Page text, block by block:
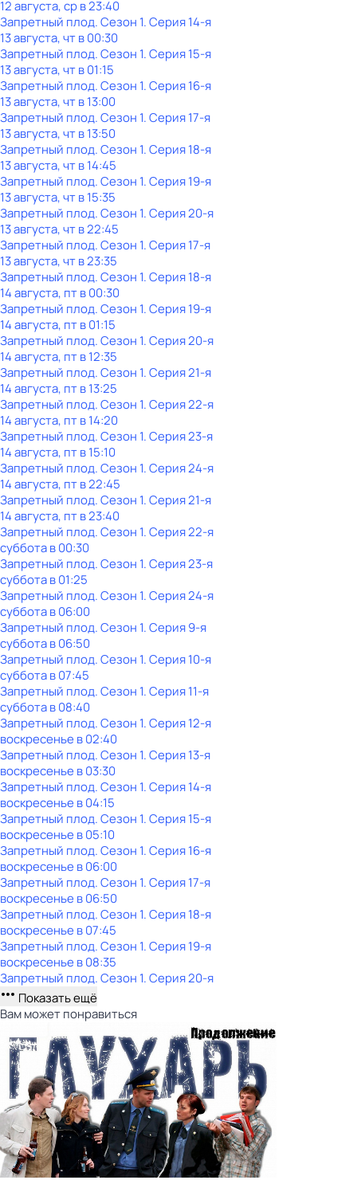
12 августа, ср в 23:40
Запретный плод. Сезон 1. Серия 14-я
13 августа, чт в 00:30
Запретный плод. Сезон 1. Серия 15-я
13 августа, чт в 01:15
Запретный плод. Сезон 1. Серия 16-я
13 августа, чт в 13:00
Запретный плод. Сезон 1. Серия 17-я
13 августа, чт в 13:50
Запретный плод. Сезон 1. Серия 18-я
13 августа, чт в 14:45
Запретный плод. Сезон 1. Серия 19-я
13 августа, чт в 15:35
Запретный плод. Сезон 1. Серия 20-я
13 августа, чт в 22:45
Запретный плод. Сезон 1. Серия 17-я
13 августа, чт в 23:35
Запретный плод. Сезон 1. Серия 18-я
14 августа, пт в 00:30
Запретный плод. Сезон 1. Серия 19-я
14 августа, пт в 01:15
Запретный плод. Сезон 1. Серия 20-я
14 августа, пт в 12:35
Запретный плод. Сезон 1. Серия 21-я
14 августа, пт в 13:25
Запретный плод. Сезон 1. Серия 22-я
14 августа, пт в 14:20
Запретный плод. Сезон 1. Серия 23-я
14 августа, пт в 15:10
Запретный плод. Сезон 1. Серия 24-я
14 августа, пт в 22:45
Запретный плод. Сезон 1. Серия 21-я
14 августа, пт в 23:40
Запретный плод. Сезон 1. Серия 22-я
субботав00:30
Запретный плод. Сезон 1. Серия 23-я
субботав01:25
Запретный плод. Сезон 1. Серия 24-я
субботав06:00
Запретный плод. Сезон 1. Серия 9-я
субботав06:50
Запретный плод. Сезон 1. Серия 10-я
субботав07:45
Запретный плод. Сезон 1. Серия 11-я
субботав08:40
Запретный плод. Сезон 1. Серия 12-я
воскресенье в02:40
Запретный плод. Сезон 1. Серия 13-я
воскресенье в03:30
Запретный плод. Сезон 1. Серия 14-я
воскресенье в04:15
Запретный плод. Сезон 1. Серия 15-я
воскресенье в05:10
Запретный плод. Сезон 1. Серия 16-я
воскресенье в06:00
Запретный плод. Сезон 1. Серия 17-я
воскресенье в06:50
Запретный плод. Сезон 1. Серия 18-я
воскресенье в07:45
Запретный плод. Сезон 1. Серия 19-я
воскресенье в08:35
Запретный плод. Сезон 1. Серия 20-я
Показать ещё
Вам может понравиться